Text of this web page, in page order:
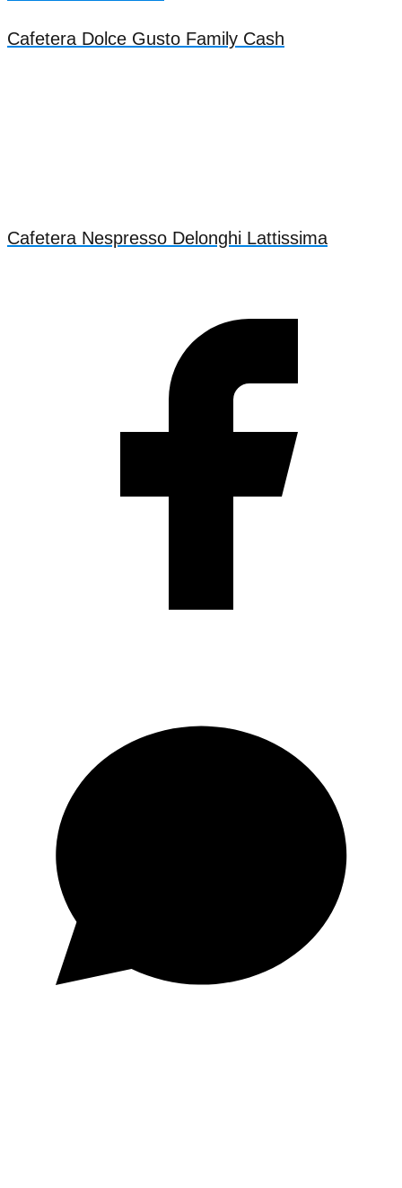
Cafetera Dolce Gusto Family Cash
Cafetera Nespresso Delonghi Lattissima